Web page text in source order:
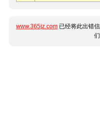
www.365jz.com 已经将此出错